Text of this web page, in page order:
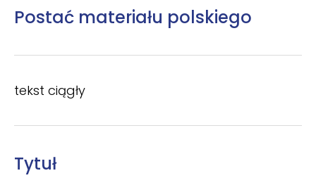
Postać materiału polskiego
tekst ciągły
Tytuł